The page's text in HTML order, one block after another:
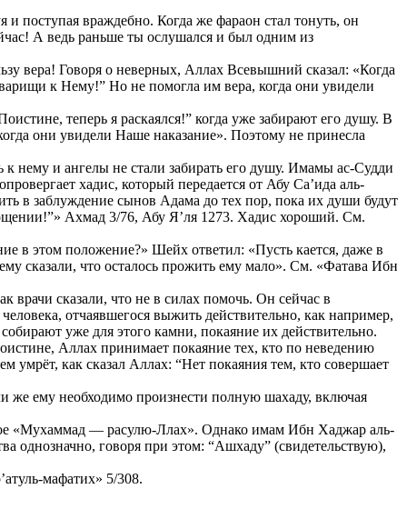
поступая враждебно. Когда же фараон стал тонуть, он
А ведь раньше ты ослушался и был одним из
вера! Говоря о неверных, Аллах Всевышний сказал: «Когда
к Нему!” Но не помогла им вера, когда они увидели
теперь я раскаялся!” когда уже забирают его душу. В
они увидели Наше наказание». Поэтому не принесла
нему и ангелы не стали забирать его душу. Имамы ас-Судди
хадис, который передается от Абу Са’ида аль-
в заблуждение сынов Адама до тех пор, пока их души будут
Ахмад 3/76, Абу Я’ля 1273. Хадис хороший. См.
в этом положение?» Шейх ответил: «Пусть кается, даже в
сказали, что осталось прожить ему мало». См. «Фатава Ибн
врачи сказали, что не в силах помочь. Он сейчас в
отчаявшегося выжить действительно, как например,
уже для этого камни, покаяние их действительно.
Аллах принимает покаяние тех, кто по неведению
умрёт, как сказал Аллах: “Нет покаяния тем, кто совершает
же ему необходимо произнести полную шахаду, включая
«Мухаммад — расулю-Ллах». Однако имам Ибн Хаджар аль-
однозначно, говоря при этом: “Ашхаду” (свидетельствую),
мафатих» 5/308.